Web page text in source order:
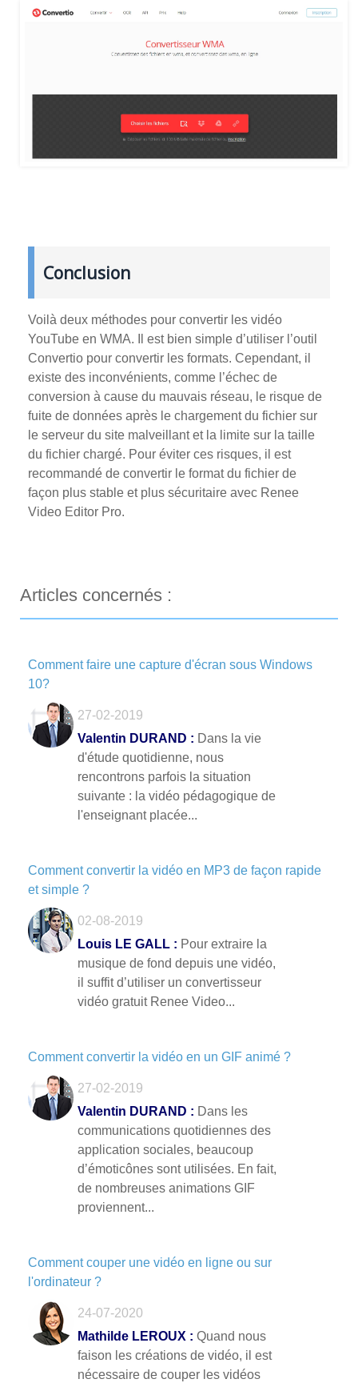
Conclusion
Voilà deux méthodes pour convertir les vidéo
YouTube en WMA. Il est bien simple d’utiliser l’outil
Convertio pour convertir les formats. Cependant, il
existe des inconvénients, comme l’échec de
conversion à cause du mauvais réseau, le risque de
fuite de données après le chargement du fichier sur
le serveur du site malveillant et la limite sur la taille
du fichier chargé. Pour éviter ces risques, il est
recommandé de convertir le format du fichier de
façon plus stable et plus sécuritaire avec Renee
Video Editor Pro.
Articles concernés :
Comment faire une capture d'écran sous Windows
10?
27-02-2019
Valentin DURAND : Dans la vie
d'étude quotidienne, nous
rencontrons parfois la situation
suivante : la vidéo pédagogique de
l'enseignant placée...
Comment convertir la vidéo en MP3 de façon rapide
et simple ?
02-08-2019
Louis LE GALL : Pour extraire la
musique de fond depuis une vidéo,
il suffit d’utiliser un convertisseur
vidéo gratuit Renee Video...
Comment convertir la vidéo en un GIF animé ?
27-02-2019
Valentin DURAND : Dans les
communications quotidiennes des
application sociales, beaucoup
d’émoticônes sont utilisées. En fait,
de nombreuses animations GIF
proviennent...
Comment couper une vidéo en ligne ou sur
l'ordinateur ?
24-07-2020
Mathilde LEROUX : Quand nous
faison les créations de vidéo, il est
nécessaire de couper les vidéos